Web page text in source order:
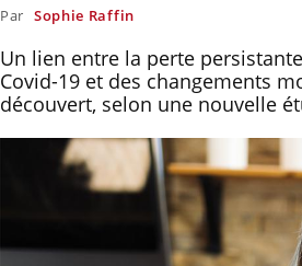
Par Sophie Raffin
Un lien entre la perte
Covid-19 et des changements
découvert, selon une nouvelle